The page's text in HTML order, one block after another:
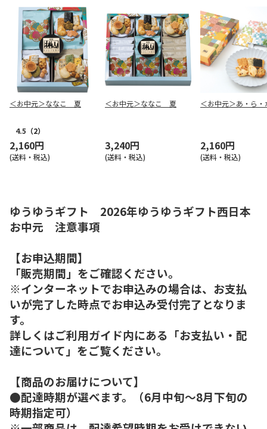
＜お中元＞ななこ 夏
4.5 （2）
2,160円
(送料・税込)
＜お中元＞ななこ 夏
3,240円
(送料・税込)
＜お中元＞あ・ら・
2,160円
(送料・税込)
ゆうゆうギフト 2026年ゆうゆうギフト西日本
お中元 注意事項
【お申込期間】
「販売期間」をご確認ください。
※インターネットでお申込みの場合は、お支払
いが完了した時点でお申込み受付完了となりま
す。
詳しくはご利用ガイド内にある「お支払い・配
達について」をご覧ください。
【商品のお届けについて】
●配達時期が選べます。（6月中旬～8月下旬の
時期指定可）